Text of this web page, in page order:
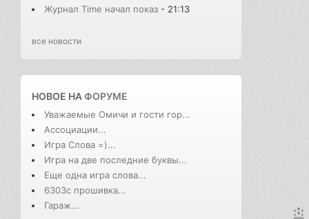
Журнал Time начал показ - 21:13
все новости
НОВОЕ НАФОРУМЕ
Уважаемые Омичи и гости гор...
Ассоциации...
Игра Слова =)...
Игра на две последние буквы...
Еще одна игра слова...
6303с прошивка...
Гараж...